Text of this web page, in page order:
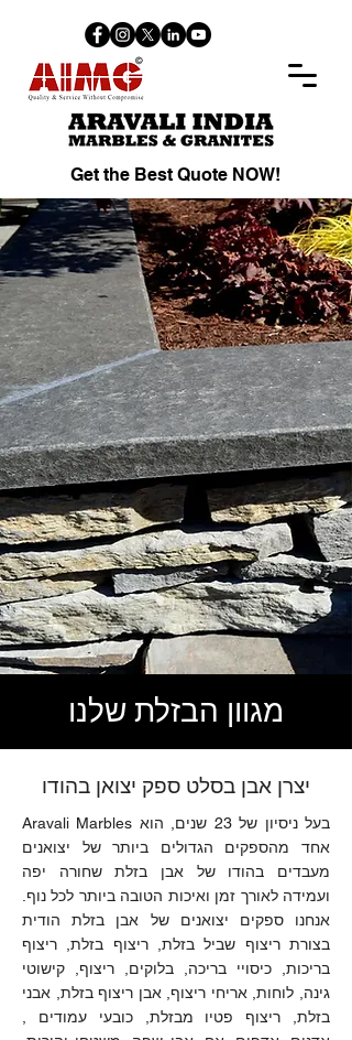
Get the Best Quote NOW!
מגוון הבזלת שלנו
יצרן אבן בסלט ספק יצואן בהודו
Aravali Marbles בעל ניסיון של 23 שנים, הוא
אחד מהספקים הגדולים ביותר של יצואנים
מעבדים בהודו של אבן בזלת שחורה יפה
ועמידה לאורך זמן ואיכות הטובה ביותר לכל נוף.
אנחנו ספקים יצואנים של אבן בזלת הודית
בצורת ריצוף שביל בזלת, ריצוף בזלת, ריצוף
בריכות, כיסויי בריכה, בלוקים, ריצוף, קישוטי
גינה, לוחות, אריחי ריצוף, אבן ריצוף בזלת, אבני
בזלת, ריצוף פטיו מבזלת, כובעי עמודים ,